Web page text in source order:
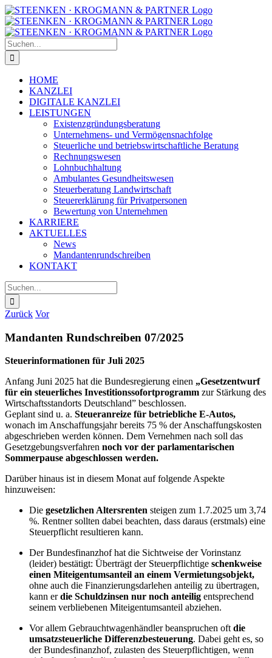
Zum
Inhalt
springen
Facebook
Instagram
Suche
nach:
HOME
KANZLEI
DIGITALE KANZLEI
LEISTUNGEN
Existenzgründungsberatung
Unternehmens- und Vermögensnachfolge
Steuerliche und betriebswirtschaftliche Beratung
Rechnungswesen
Lohnbuchhaltung
Ambulantes Gesundheitswesen
Steuerberatung Landwirtschaft
Steuererklärung für Privatpersonen
Bewertung von Unternehmen
KARRIERE
AKTUELLES
News
Mandantenrundschreiben
KONTAKT
Suche
nach:
Zurück Vor
Mandanten Rundschreiben 07/2025
Steuerinformationen für Juli 2025
Anfang Juni 2025 hat die Bundesregierung einen „Gesetzentwurf
für ein steuerliches Investitionssofortprogramm zur Stärkung des
Wirtschaftsstandorts Deutschland” beschlossen.
Geplant sind u. a. Steueranreize für betriebliche E-Autos,
wonach im Anschaffungsjahr bereits 75 % der Anschaffungskosten
abgeschrieben werden können. Dem Vernehmen nach soll das
Gesetzgebungsverfahren noch vor der parlamentarischen
Sommerpause abgeschlossen werden.
Darüber hinaus ist in diesem Monat auf folgende Aspekte
hinzuweisen:
Die gesetzlichen Altersrenten steigen zum 1.7.2025 um 3,74
%. Rentner sollten dabei beachten, dass daraus (erstmals) eine
Steuerpflicht resultieren kann.
Der Bundesfinanzhof hat die Sichtweise der Vorinstanz
(leider) bestätigt: Überträgt der Steuerpflichtige schenkweise
einen Miteigentumsanteil an einem Vermietungsobjekt,
ohne auch die Finanzierungsdarlehen anteilig zu übertragen,
kann erdie Schuldzinsen nur noch anteilig entsprechend
seinem verbliebenen Miteigentumsanteil abziehen.
Vor allem Gebrauchtwagenhändler beanspruchen oftdie
umsatzsteuerliche Differenzbesteuerung. Dabei geht es, so
der Bundesfinanzhof, zulasten des Steuerpflichtigen, wenn